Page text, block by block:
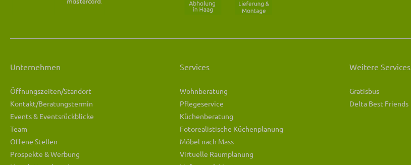
Unternehmen
Öffnungszeiten/Standort
Kontakt/Beratungstermin
Events & Eventsrückblicke
Team
Offene Stellen
Prospekte & Werbung
Services
Wohnberatung
Pflegeservice
Küchenberatung
Fotorealistische Küchenplanung
Möbel nach Mass
Virtuelle Raumplanung
Weitere Services
Gratisbus
Delta Best Friends